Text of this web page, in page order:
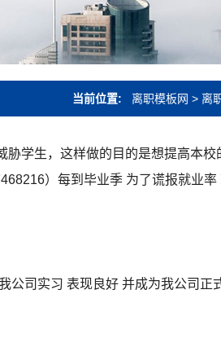
当前位置: 离职模板网 > 离
学生，这样做的目的是想提高本
）每到毕业季 为了谎报就业
公司实习 表现良好 并成为我公司正